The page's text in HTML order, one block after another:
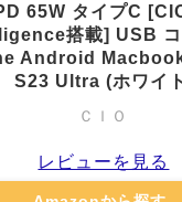
65W タイプC
搭載] USB コ
Android
S23 Ultra (ホワイ
ＣＩＯ
レビューを見る